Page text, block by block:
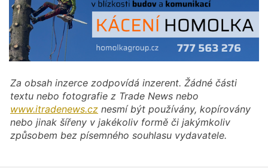
Za obsah inzerce zodpovídá inzerent. Žádné části
textu nebo fotografie z Trade News nebo
www.itradenews.cz nesmí být používány, kopírovány
nebo jinak šířeny v jakékoliv formě či jakýmkoliv
způsobem bez písemného souhlasu vydavatele.